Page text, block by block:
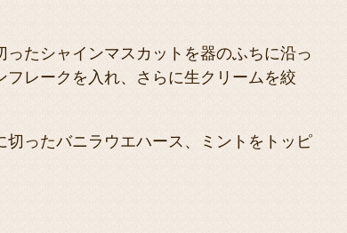
たシャインマスカットを器のふちに沿っ
レークを入れ、さらに生クリームを絞
ったバニラウエハース、ミントをトッピ